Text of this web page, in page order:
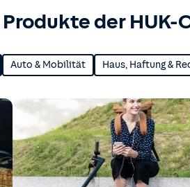
Produkte der HUK-
Auto & Mobilität Haus, Haftung &